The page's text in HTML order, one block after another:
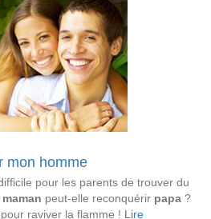
mon homme
difficile pour les parents de trouver du
maman peut-elle reconquérir papa ?
raviver la flamme ! Lire